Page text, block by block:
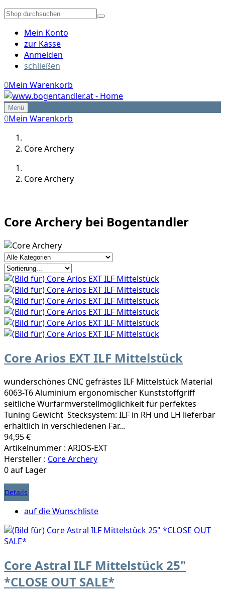
Mein Konto
zur Kasse
Anmelden
schließen
0Mein Warenkorb
Menü
0Mein Warenkorb
Core Archery
Core Archery
Core Archery bei Bogentandler
Core Arios EXT ILF Mittelstück
wunderschönes CNC gefrästes ILF Mittelstück Material
6063-T6 Aluminium ergonomischer Kunststoffgriff
seitliche Wurfarmverstellmöglichkeit für perfektes
Tuning Gewicht Stecksystem: ILF in RH und LH lieferbar
erhältlich in verschiedenen Far...
94,95 €
Artikelnummer : ARIOS-EXT
Hersteller : Core Archery
0 auf Lager
Details
auf die Wunschliste
Core Astral ILF Mittelstück 25"
*CLOSE OUT SALE*